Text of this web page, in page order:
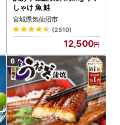
しゃけ 魚 鮭
宮城県気仙沼市
(2510)
12,500